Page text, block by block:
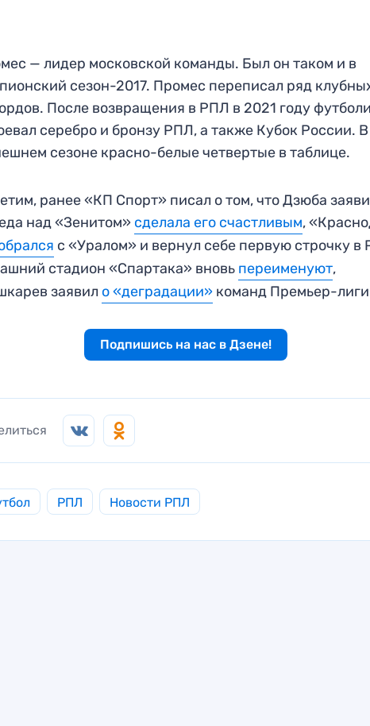
— лидер московской команды. Был он таком и в
сезон-2017. Промес переписал ряд
После возвращения в РПЛ в 2021 году
серебро и бронзу РПЛ, а также Кубок России. В
сезоне красно-белые четвертые в таблице.
ранее «КП Спорт» писал о том, что Дзюба
над «Зенитом» сделала его счастливым,
с «Уралом» и вернул себе первую строчку в
стадион «Спартака» вновь переименуют,
заявил о «деградации» команд Премьер-
Подпишись на нас в Дзене!
РПЛ Новости РПЛ